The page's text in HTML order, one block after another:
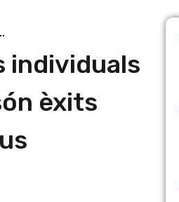
individuals
èxits